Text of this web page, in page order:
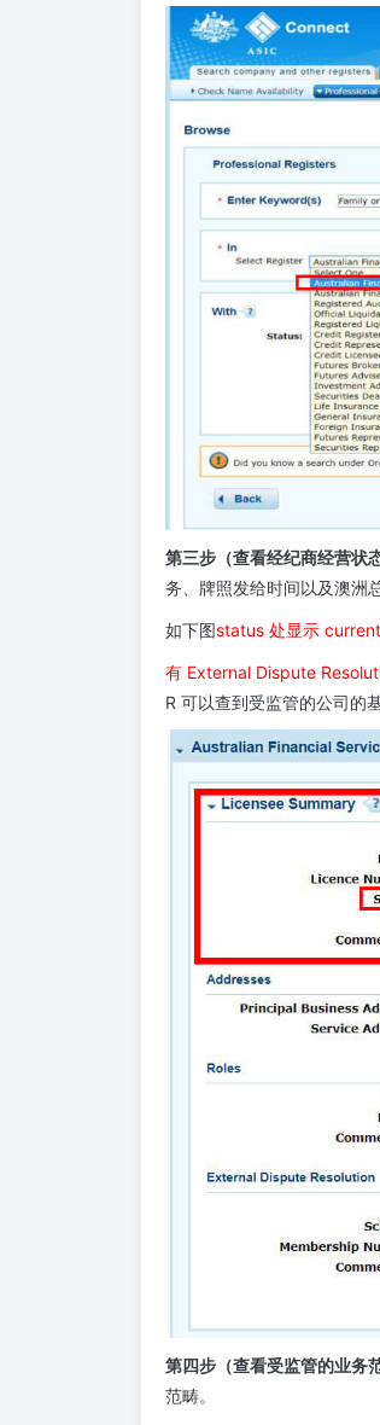
第三步（查看经纪商经营状态
务、牌照发给时间以及澳洲
如下图status 处显示
有 External Dispute
R 可以查到受监管的公司的
第四步（查看受监管的业务
范畴。